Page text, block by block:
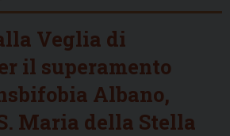
Veglia di
il superamento
Albano,
Maria della Stella